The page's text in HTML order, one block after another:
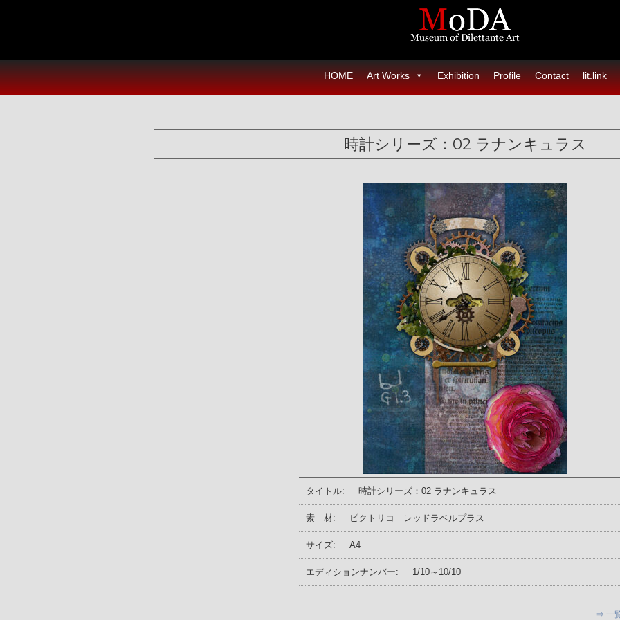
HOME Art Works Exhibition Profile Contact lit.link
時計シリーズ：02 ラナンキュラス
タイトル: 時計シリーズ：02 ラナンキュラス
素 材: ピクトリコ レッドラベルプラス
サイズ: A4
エディションナンバー: 1/10～10/10
⇒ 一